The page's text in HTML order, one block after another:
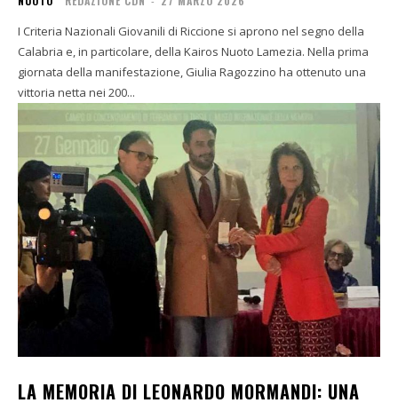
I Criteria Nazionali Giovanili di Riccione si aprono nel segno della
Calabria e, in particolare, della Kairos Nuoto Lamezia. Nella prima
giornata della manifestazione, Giulia Ragozzino ha ottenuto una
vittoria netta nei 200...
LA MEMORIA DI LEONARDO MORMANDI: UNA